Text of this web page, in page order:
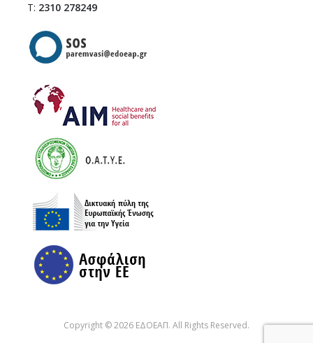
Τ: 2310 278249
Copyright © 2026 ΕΔΟΕΑΠ. All Rights Reserved.